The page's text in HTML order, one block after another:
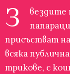
З
вездите
присъстват
всяка
трикове, с